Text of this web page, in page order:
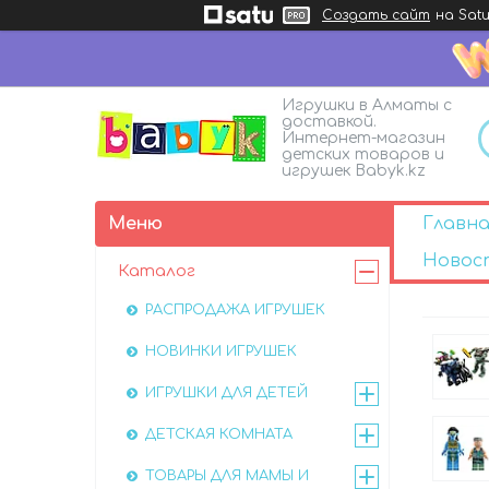
Создать сайт на
Игрушки в Алматы с
доставкой.
Интернет-магазин
детских товаров и
игрушек Babyk.kz
Каталог
РАСПРОДАЖА ИГРУШЕК
НОВИНКИ ИГРУШЕК
ИГРУШКИ ДЛЯ ДЕТЕЙ
ДЕТСКАЯ КОМНАТА
ТОВАРЫ ДЛЯ МАМЫ И